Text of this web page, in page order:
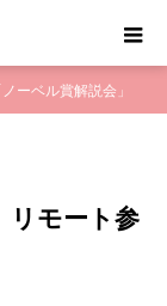
ノーベル賞解説会」
リモート参